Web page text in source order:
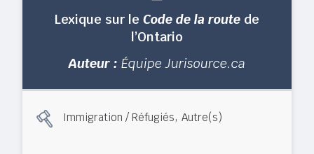
Lexique sur leCode de la route de
l’Ontario
Auteur : Équipe Jurisource.ca
Immigration / Réfugiés,Autre(s)